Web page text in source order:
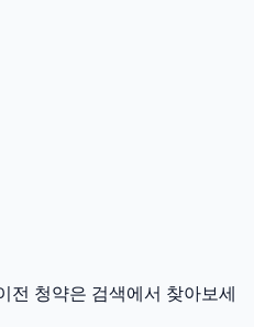
전 청약은 검색에서 찾아보세